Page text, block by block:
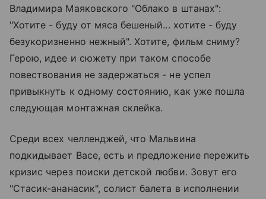
Владимира Маяковского "Облако в штанах":
"Хотите - буду от мяса бешеный... хотите - буду
безукоризненно нежный". Хотите, фильм сниму?
Герою, идее и сюжету при таком способе
повествования не задержаться - не успел
привыкнуть к одному состоянию, как уже пошла
следующая монтажная склейка.
Среди всех челленджей, что Мальвина
подкидывает Васе, есть и предложение пережить
кризис через поиски детской любви. Зовут его
"Стасик-ананасик", солист балета в исполнении